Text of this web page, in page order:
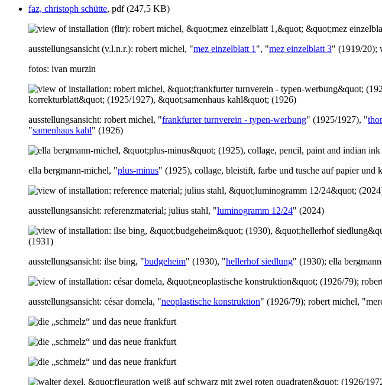
faz, christoph schütte, pdf (247,5 KB)
ausstellungsansicht (v.l.n.r.): robert michel, "mez einzelblatt 1 ", "mez einzelblatt 3" (1919/20);
fotos: ivan murzin
ausstellungsansicht: robert michel, "frankfurter turnverein - typen-werbung" (1925/1927), "
"samenhaus kahl" (1926)
ella bergmann-michel, "plus-minus" (1925), collage, bleistift, farbe und tusche auf papier und
ausstellungsansicht: referenzmaterial; julius stahl, "luminogramm 12/24" (2024)
ausstellungsansicht: ilse bing, "budgeheim" (1930), "hellerhof siedlung" (1930); ella
ausstellungsansicht: césar domela, "neoplastische konstruktion" (1926/79); robert michel,